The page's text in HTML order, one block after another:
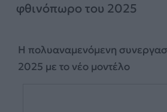
φθινόπωρο του 2025
Η πολυαναμενόμενη
2025 με το νέο μοντέλο